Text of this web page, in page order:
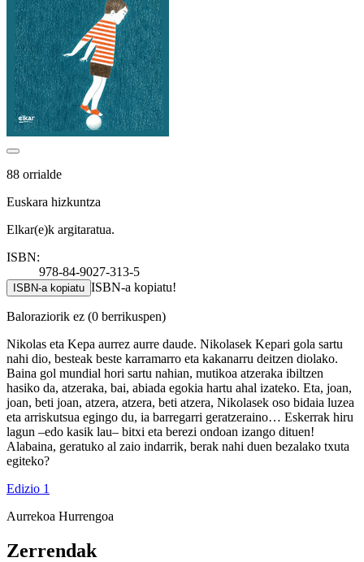
88 orrialde
Euskara hizkuntza
Elkar(e)k argitaratua.
ISBN:
978-84-9027-313-5
ISBN-a kopiatu ISBN-a kopiatu!
Baloraziorik ez (0 berrikuspen)
Nikolas eta Kepa aurrez aurre daude. Nikolasek Kepari gola sartu
nahi dio, besteak beste karramarro eta kakanarru deitzen diolako.
Baina gol mundial hori sartu nahian, mutikoa atzeraka ibiltzen
hasiko da, atzeraka, bai, abiada egokia hartu ahal izateko. Eta, joan,
joan, beti joan, atzera, atzera, beti atzera, Nikolasek oso bidaia luzea
eta arriskutsua egingo du, ia barregarri geratzeraino… Eskerrak hiru
lagun –edo kasik lau– bitxi eta berezi ondoan izango dituen!
Alabaina, geratuko al zaio indarrik, berak nahi duen bezalako txuta
egiteko?
Edizio 1
Aurrekoa Hurrengoa
Zerrendak